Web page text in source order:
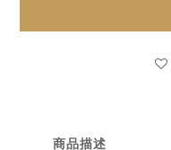
商品描述